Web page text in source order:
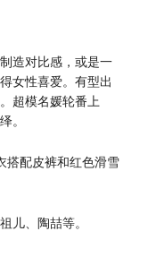
造对比感，或是一
女性喜爱。有型出
超模名媛轮番上
。
搭配皮裤和红色滑雪
儿、陶喆等。